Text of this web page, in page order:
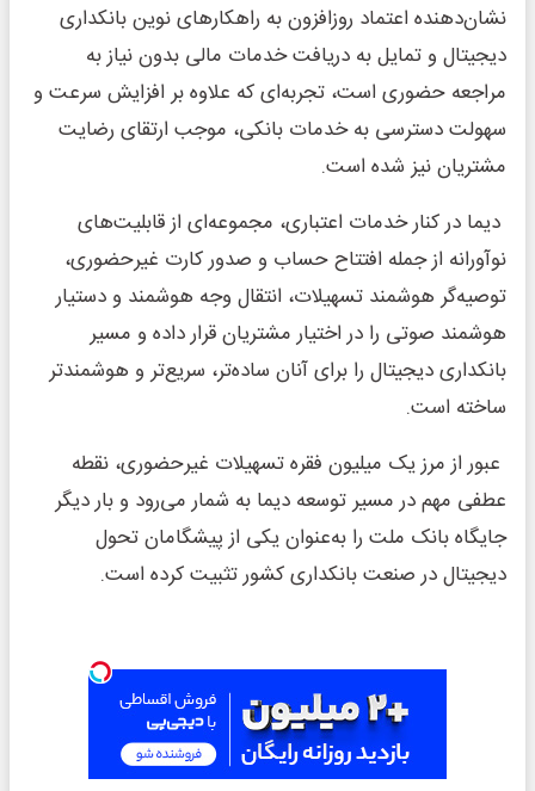
نشان‌دهنده اعتماد روزافزون به راهکارهای نوین بانکداری
دیجیتال و تمایل به دریافت خدمات مالی بدون نیاز به
مراجعه حضوری است، تجربه‌ای که علاوه بر افزایش سرعت و
سهولت دسترسی به خدمات بانکی، موجب ارتقای رضایت
مشتریان نیز شده است.
دیما در کنار خدمات اعتباری، مجموعه‌ای از قابلیت‌های
نوآورانه از جمله افتتاح حساب و صدور کارت غیرحضوری،
توصیه‌گر هوشمند تسهیلات، انتقال وجه هوشمند و دستیار
هوشمند صوتی را در اختیار مشتریان قرار داده و مسیر
بانکداری دیجیتال را برای آنان ساده‌تر، سریع‌تر و هوشمندتر
ساخته است.
عبور از مرز یک میلیون فقره تسهیلات غیرحضوری، نقطه
عطفی مهم در مسیر توسعه دیما به شمار می‌رود و بار دیگر
جایگاه بانک ملت را به‌عنوان یکی از پیشگامان تحول
دیجیتال در صنعت بانکداری کشور تثبیت کرده است.